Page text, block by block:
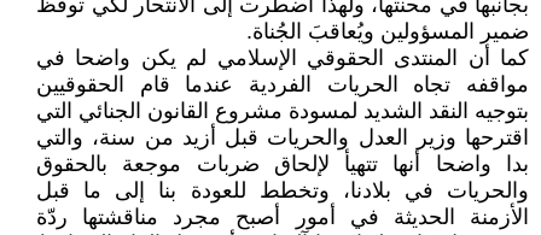
بجانبها في محنتها، ولهذا اضطرت إلى الانتحار لكي توقظ
ضمير المسؤولين ويُعاقبَ الجُناة.
كما أن المنتدى الحقوقي الإسلامي لم يكن واضحا في
مواقفه تجاه الحريات الفردية عندما قام الحقوقيين
بتوجيه النقد الشديد لمسودة مشروع القانون الجنائي التي
اقترحها وزير العدل والحريات قبل أزيد من سنة، والتي
بدا واضحا أنها تتهيأ لإلحاق ضربات موجعة بالحقوق
والحريات في بلادنا، وتخطط للعودة بنا إلى ما قبل
الأزمنة الحديثة في أمور أصبح مجرد مناقشتها ردّة